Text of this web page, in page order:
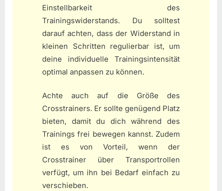
Einstellbarkeit des
Trainingswiderstands. Du solltest
darauf achten, dass der Widerstand in
kleinen Schritten regulierbar ist, um
deine individuelle Trainingsintensität
optimal anpassen zu können.
Achte auch auf die Größe des
Crosstrainers. Er sollte genügend Platz
bieten, damit du dich während des
Trainings frei bewegen kannst. Zudem
ist es von Vorteil, wenn der
Crosstrainer über Transportrollen
verfügt, um ihn bei Bedarf einfach zu
verschieben.